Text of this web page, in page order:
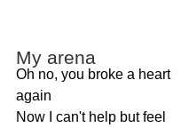
My arena
Oh no, you broke a heart
again
Now
can't help but feel